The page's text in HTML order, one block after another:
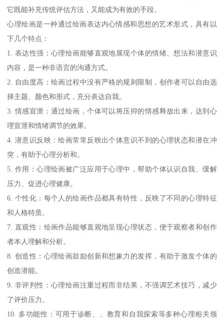
它既能补充传统评估方法，又能成为有效的手段。
心理绘画是一种通过绘画表达内心情感和思想的艺术形式，具有以
下几个特点：
1. 表达性强：心理绘画能够直观地展现个体的情绪、想法和潜意识
内容，是一种非语言的沟通方式。
2. 自由度高：绘画过程中没有严格的规则限制，创作者可以自由选
择主题、颜色和形式，充分表达自我。
3. 情感宣泄：通过绘画，个体可以将压抑的情感释放出来，达到心
理宣泄和情绪调节的效果。
4. 潜意识反映：绘画常常反映出个体意识不到的心理状态和潜在冲
突，有助于心理分析和。
5. 作用：心理绘画被广泛应用于心理中，帮助个体认识自我、缓解
压力、促进心理健康。
6. 个性化：每个人的绘画作品都具有特性，反映了不同的心理特征
和人格特质。
7. 直观性：绘画作品能够直观地呈现心理状态，便于观察者和创作
者本人理解和分析。
8. 创造性：心理绘画鼓励创新和想象力的发挥，有助于激发个体的
创造潜能。
9. 非评判性：心理绘画注重过程而非结果，不强调艺术技巧，减少
了评价压力。
10. 多功能性：可用于诊断、、教育和自我探索等多种心理相关领